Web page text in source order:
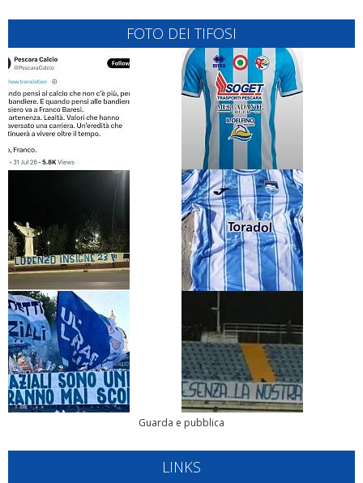
FOTO DEI TIFOSI
Guarda e pubblica
LINKS